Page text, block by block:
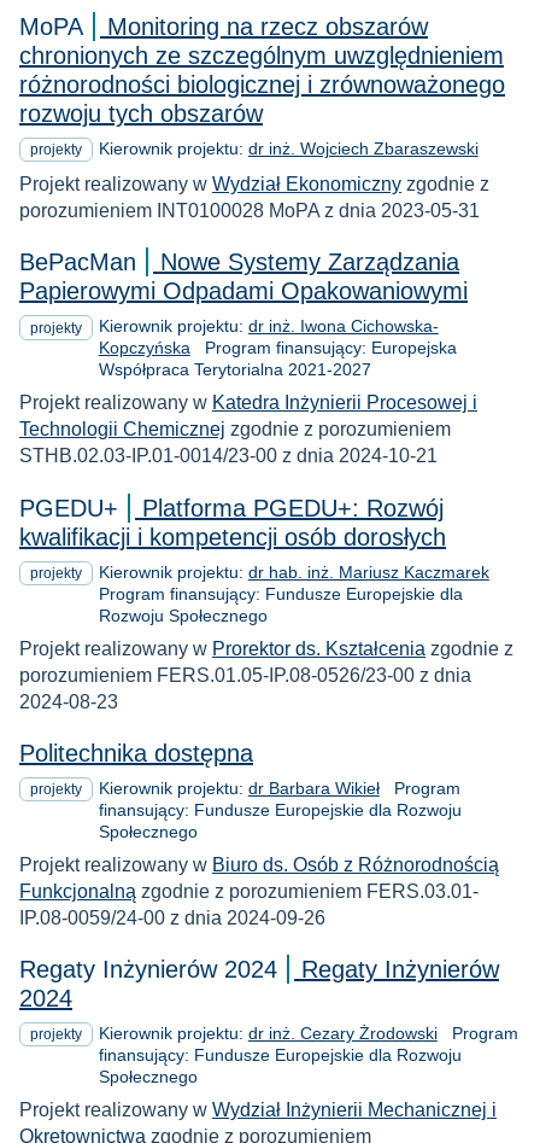
MoPA
Monitoring na rzecz obszarów
chronionych ze szczególnym uwzględnieniem
różnorodności biologicznej i zrównoważonego
rozwoju tych obszarów
projekty Kierownik projektu: dr inż. Wojciech Zbaraszewski
Projekt realizowany w Wydział Ekonomiczny zgodnie z
porozumieniem INT0100028 MoPA z dnia 2023-05-31
BePacMan
Nowe Systemy Zarządzania
Papierowymi Odpadami Opakowaniowymi
projekty Kierownik projektu: dr inż. Iwona Cichowska-
KopczyńskaProgram finansujący: Europejska
Współpraca Terytorialna 2021-2027
Projekt realizowany w Katedra Inżynierii Procesowej i
Technologii Chemicznej zgodnie z porozumieniem
STHB.02.03-IP.01-0014/23-00 z dnia 2024-10-21
PGEDU+
Platforma PGEDU+: Rozwój
kwalifikacji i kompetencji osób dorosłych
projekty Kierownik projektu: dr hab. inż. Mariusz Kaczmarek
Program finansujący: Fundusze Europejskie dla
Rozwoju Społecznego
Projekt realizowany w Prorektor ds. Kształcenia zgodnie z
porozumieniem FERS.01.05-IP.08-0526/23-00 z dnia
2024-08-23
Politechnika dostępna
projekty Kierownik projektu: dr Barbara WikiełProgram
finansujący: Fundusze Europejskie dla Rozwoju
Społecznego
Projekt realizowany w Biuro ds. Osób z Różnorodnością
Funkcjonalną zgodnie z porozumieniem FERS.03.01-
IP.08-0059/24-00 z dnia 2024-09-26
Regaty Inżynierów 2024
Regaty Inżynierów
2024
projekty Kierownik projektu: dr inż. Cezary ŻrodowskiProgram
finansujący: Fundusze Europejskie dla Rozwoju
Społecznego
Projekt realizowany w Wydział Inżynierii Mechanicznej i
Okrętownictwa zgodnie z porozumieniem